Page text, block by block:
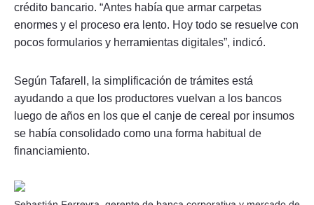
crédito bancario. “Antes había que armar carpetas
enormes y el proceso era lento. Hoy todo se resuelve con
pocos formularios y herramientas digitales”, indicó.
Según Tafarell, la simplificación de trámites está
ayudando a que los productores vuelvan a los bancos
luego de años en los que el canje de cereal por insumos
se había consolidado como una forma habitual de
financiamiento.